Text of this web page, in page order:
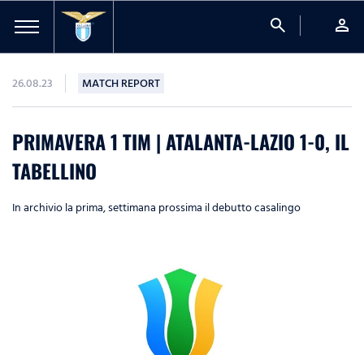
search person
26.08.23 MATCH REPORT
PRIMAVERA 1 TIM | ATALANTA-LAZIO 1-0, IL
TABELLINO
In archivio la prima, settimana prossima il debutto casalingo